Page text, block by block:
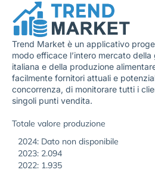
Trend Market è un applicativo
modo efficace l’intero mercato
italiana e della produzione
facilmente fornitori attuali e
concorrenza, di monitorare tutti i
singoli punti vendita.
Totale valore produzione
2024: Dato non disponibile
2023: 2.094
2022: 1.935